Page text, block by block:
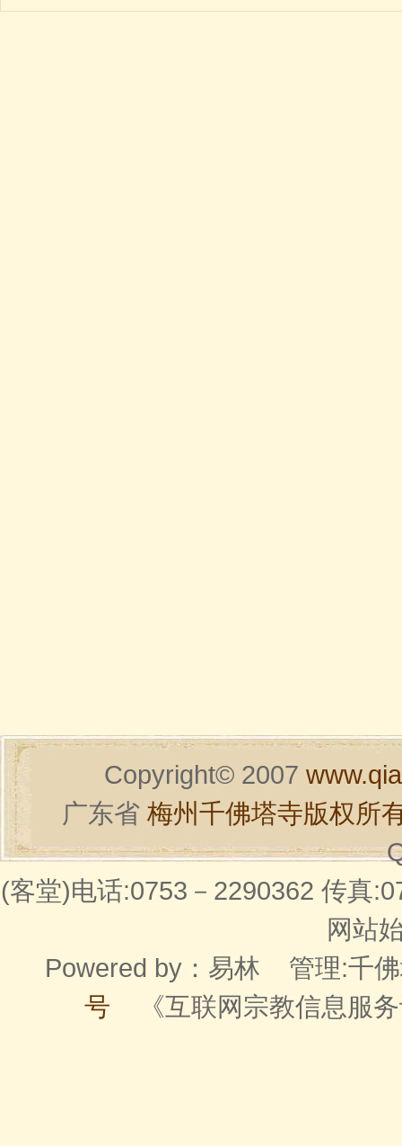
Copyright© 2007
广东省 梅州千佛塔寺版权所
(客堂)电话:0753－2290362 传
网站
Powered by： 易林 管理:千
号 《互联网宗教信息服务